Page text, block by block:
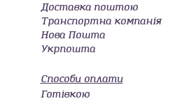
Доставка поштою
Транспортна компанія
Нова Пошта
Укрпошта
Способи оплати
Готівкою